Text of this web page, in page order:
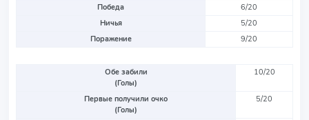
Победа
6/20
Ничья
5/20
Поражение
9/20
Обе забили
(Голы)
10/20
Первые получили очко
(Голы)
5/20